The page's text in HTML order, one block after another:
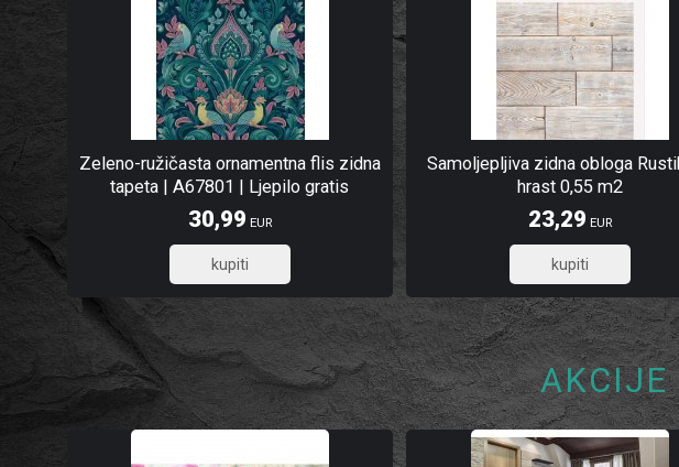
Zeleno-ružičasta ornamentna flis zidna
tapeta | A67801 | Ljepilo gratis
30,99 EUR
24,79
Samoljepljiva zidna obloga
hrast 0,55 m2
23,29 EUR
18,63
AKCIJE